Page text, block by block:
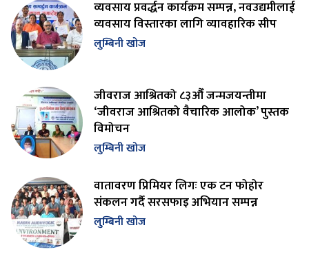
व्यवसाय प्रवर्द्धन कार्यक्रम सम्पन्न, नवउद्यमीलाई
व्यवसाय विस्तारका लागि व्यावहारिक सीप
लुम्बिनी खोज
जीवराज आश्रितको ८३औँ जन्मजयन्तीमा
‘जीवराज आश्रितको वैचारिक आलोक’ पुस्तक
विमोचन
लुम्बिनी खोज
वातावरण प्रिमियर लिगः एक टन फोहोर
संकलन गर्दै सरसफाइ अभियान सम्पन्न
लुम्बिनी खोज